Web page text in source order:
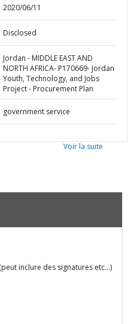
2020/06/11
Disclosed
Jordan - MIDDLE EAST AND
NORTH AFRICA- P170669- Jordan
Youth, Technology, and Jobs
Project - Procurement Plan
government service
Voir la suite
inclure des signatures etc…)